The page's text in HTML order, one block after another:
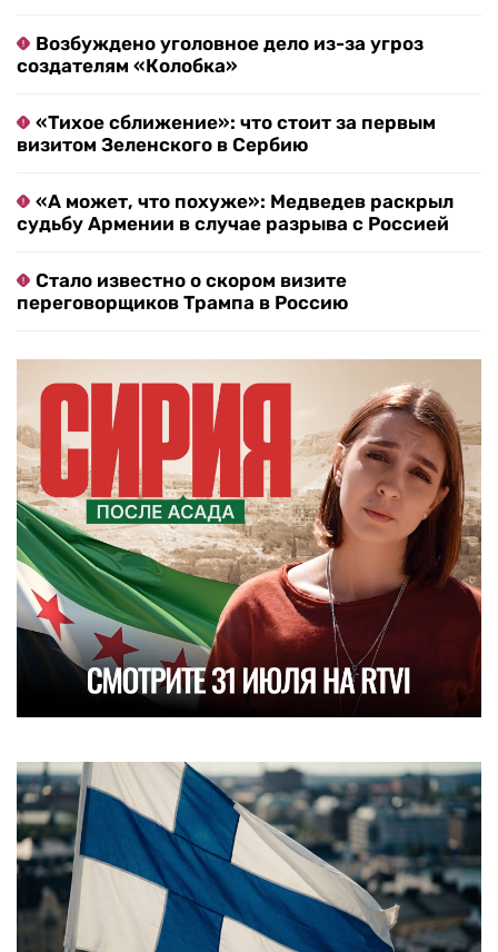
Возбуждено уголовное дело из-за угроз
создателям «Колобка»
«Тихое сближение»: что стоит за первым
визитом Зеленского в Сербию
«А может, что похуже»: Медведев раскрыл
судьбу Армении в случае разрыва с Россией
Стало известно о скором визите
переговорщиков Трампа в Россию